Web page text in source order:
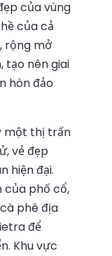
của vùng
của cả
rộng mở
tạo nên giai
hòn đảo
một thị trấn
vẻ đẹp
hiện đại.
của phố cổ,
phê địa
để
Khu vực